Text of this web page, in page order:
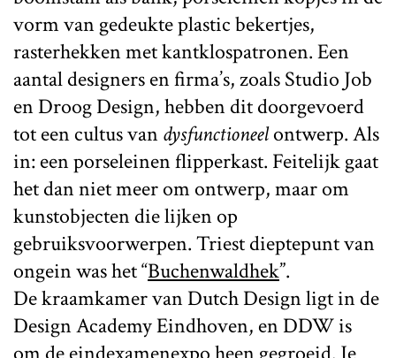
vorm van gedeukte plastic bekertjes,
rasterhekken met kantklospatronen. Een
aantal designers en firma’s, zoals Studio Job
en Droog Design, hebben dit doorgevoerd
tot een cultus vandysfunctioneelontwerp. Als
in: een porseleinen flipperkast. Feitelijk gaat
het dan niet meer om ontwerp, maar om
kunstobjecten die lijken op
gebruiksvoorwerpen. Triest dieptepunt van
ongein was het “Buchenwaldhek”.
De kraamkamer van Dutch Design ligt in de
Design Academy Eindhoven, en DDW is